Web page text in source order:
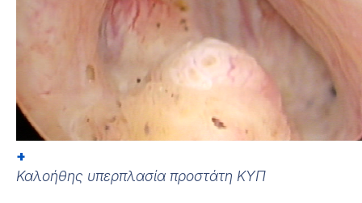
+
Καλοήθης υπερπλασία προστάτη ΚΥΠ